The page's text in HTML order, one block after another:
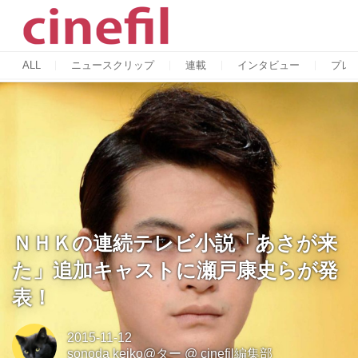
ALL ニュースクリップ 連載 インタビュー プレ
ＮＨＫの連続テレビ小説「あさが来
た」追加キャストに瀬戸康史らが発
表！
2015-11-12
sonoda keiko@ター@cinefil編集部